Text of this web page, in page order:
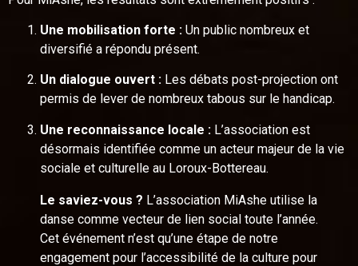
Une mobilisation forte : Un public nombreux et
diversifié a répondu présent.
Un dialogue ouvert : Les débats post-projection ont
permis de lever de nombreux tabous sur le handicap.
Une reconnaissance locale : L’association est
désormais identifiée comme un acteur majeur de la vie
sociale et culturelle au Loroux-Bottereau.
Le saviez-vous ? L’association MiAshe utilise la
danse comme vecteur de lien social toute l’année.
Cet événement n’est qu’une étape de notre
engagement pour l’accessibilité de la culture pour